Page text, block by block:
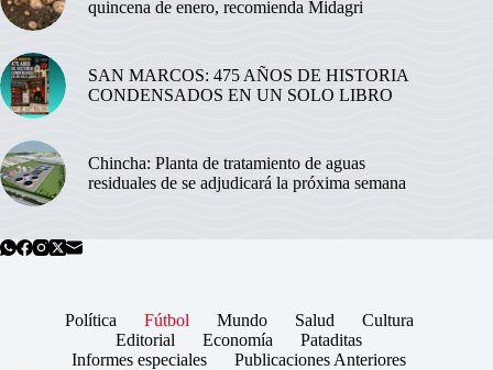
quincena de enero, recomienda Midagri
SAN MARCOS: 475 AÑOS DE HISTORIA
CONDENSADOS EN UN SOLO LIBRO
Chincha: Planta de tratamiento de aguas
residuales de se adjudicará la próxima semana
Política Fútbol Mundo Salud
Cultura
Editorial
Economía
Pataditas
Informes especiales
Publicaciones Anteriores